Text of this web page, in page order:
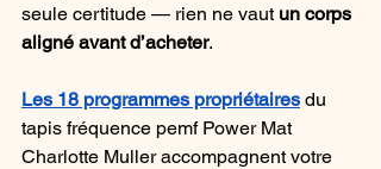
seule certitude — rien ne vaut un corps
aligné avant d’acheter.
Les 18 programmes propriétaires du
tapis fréquence pemf Power Mat
Charlotte Muller accompagnent votre